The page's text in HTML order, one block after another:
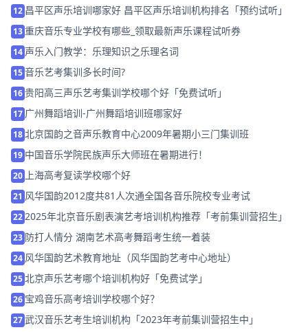
12 昌平区声乐培训哪家好 昌平区声乐培训机构排名「预约试听」
13重庆音乐专业学校有哪些_领取最新声乐课程试听券
14 声乐入门教学：乐理知识之乐理名词
15音乐艺考集训多长时间?
16贵阳高三声乐艺考集训学校哪个好「免费试听」
17 广州舞蹈培训-广州舞蹈培训班哪家好
18 北京国韵之音声乐教育中心2009年暑期小三门集训班
19 中国音乐学院民族声乐大师班在暑期进行！
20 上海高考复读学校哪个好
21 风华国韵2012度共81人次通全国各音乐院校专业考试
22 2025年北京音乐剧表演艺考培训机构推荐「考前集训营招生」
23 防打人情分 湖南艺术高考舞蹈考生统一着装
24 风华国韵艺术教育地址（风华国韵艺考中心地址）
25 北京声乐艺考哪个培训机构好「免费试学」
26 宝鸡音乐高考培训学校哪个好？
27武汉音乐艺考生培训机构「2023年考前集训营招生中」